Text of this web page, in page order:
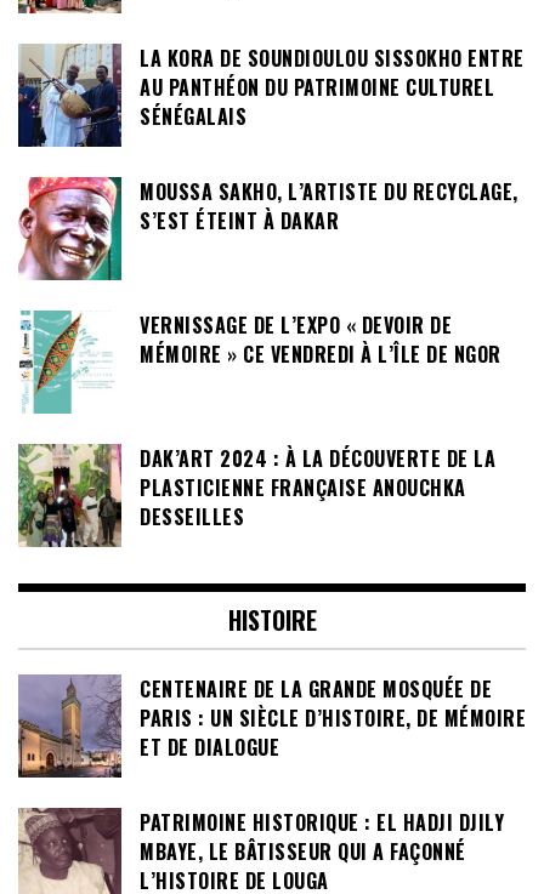
LA KORA DE SOUNDIOULOU SISSOKHO ENTRE
AU PANTHÉON DU PATRIMOINE CULTUREL
SÉNÉGALAIS
MOUSSA SAKHO, L’ARTISTE DU RECYCLAGE,
S’EST ÉTEINT À DAKAR
VERNISSAGE DE L’EXPO « DEVOIR DE
MÉMOIRE » CE VENDREDI À L’ÎLE DE NGOR
DAK’ART 2024 : À LA DÉCOUVERTE DE LA
PLASTICIENNE FRANÇAISE ANOUCHKA
DESSEILLES
HISTOIRE
CENTENAIRE DE LA GRANDE MOSQUÉE DE
PARIS : UN SIÈCLE D’HISTOIRE, DE MÉMOIRE
ET DE DIALOGUE
PATRIMOINE HISTORIQUE : EL HADJI DJILY
MBAYE, LE BÂTISSEUR QUI A FAÇONNÉ
L’HISTOIRE DE LOUGA